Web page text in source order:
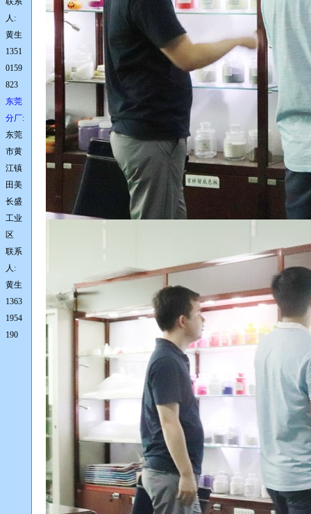
人:
黄生
1351
0159
823
东莞
分厂:
东莞
市黄
江镇
田美
长盛
工业
区
联系
人:
黄生
1363
1954
190